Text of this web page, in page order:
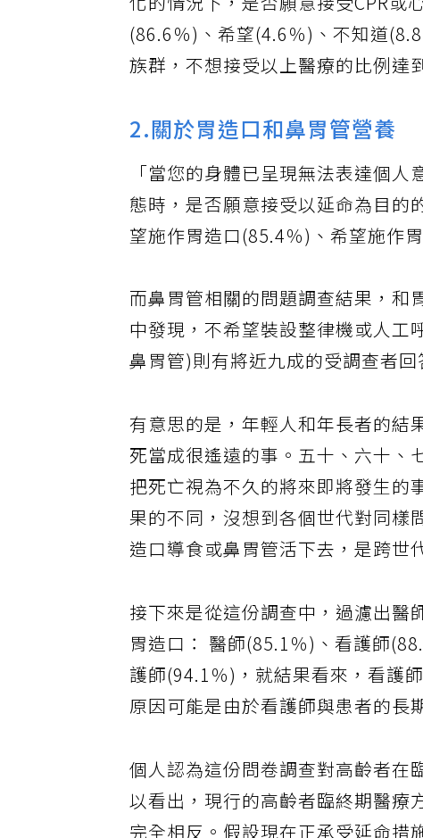
化的情況下，是否願意接受CPR
(86.6％)、希望(4.6％)、不知道
族群，不想接受以上醫療的比例達
2.關於胃造口和鼻胃管營養
「當您的身體已呈現無法表達個
態時，是否願意接受以延命為目
望施作胃造口(85.4％)、希望施作
而鼻胃管相關的問題調查結果，
中發現，不希望裝設整律機或人工
鼻胃管)則有將近九成的受調查者回
有意思的是，年輕人和年長者的
死當成很遙遠的事。五十、六十
把死亡視為不久的將來即將發生
果的不同，沒想到各個世代對同
造口導食或鼻胃管活下去，是跨世
接下來是從這份調查中，過濾出
胃造口： 醫師(85.1％)、看護師
護師(94.1％)，就結果看來，看護
原因可能是由於看護師與患者的長
個人認為這份問卷調查對高齡者
以看出，現行的高齡者臨終期醫